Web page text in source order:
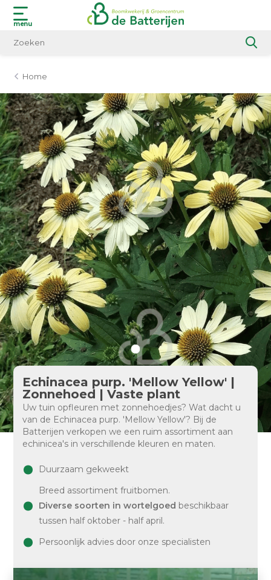
menu
Home
Echinacea purp. 'Mellow Yellow' |
Zonnehoed | Vaste plant
Uw tuin opfleuren met zonnehoedjes? Wat dacht u
van de Echinacea purp. 'Mellow Yellow'? Bij de
Batterijen verkopen we een ruim assortiment aan
echinicea's in verschillende kleuren en maten.
Duurzaam gekweekt
Breed assortiment fruitbomen.
Diverse soorten in wortelgoed beschikbaar
tussen half oktober - half april.
Persoonlijk advies door onze specialisten